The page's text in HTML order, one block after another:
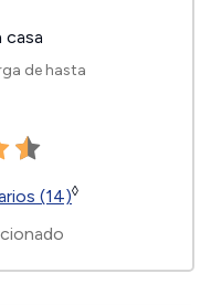
casa
de hasta
(14)◊